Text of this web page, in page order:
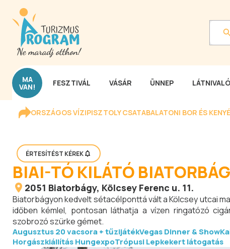
MA
VAN! FESZTIVÁL VÁSÁR ÜNNEP LÁTNIVALÓ
ORSZÁGOS VÍZIPISZTOLY CSATABALATONI BOR ÉS
ÉRTESÍTÉST KÉREK
BIAI-TÓ KILÁTÓ
2051 Biatorbágy, Kölcsey Ferenc u. 11.
Biatorbágyon kedvelt sétacélponttá vált a Kölcsey utcai
időben kémlel, pontosan láthatja a vízen ringatózó
szobrozó szürke gémet.
Augusztus 20 vacsora + tűzijátékVegas Dinner & Show
Horgászkiállítás HungexpoTrópusi Lepkekert látogatás